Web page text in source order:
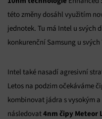
této změny dosáhl využitím
jednotek. Tu má Intel u svých
konkurenční Samsung u svých
Intel také nasadí agresivní
Letos na podzim očekáváme
kombinovat jádra s vysokým
následovat4nm čipy Meteor